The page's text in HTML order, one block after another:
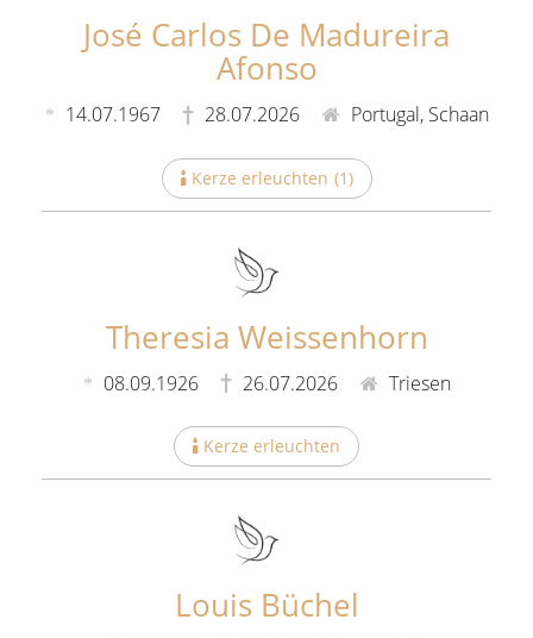
José Carlos De Madureira
Afonso
14.07.1967 28.07.2026 Portugal, Schaan
Kerze erleuchten (1)
Theresia Weissenhorn
08.09.1926 26.07.2026 Triesen
Kerze erleuchten
Louis Büchel